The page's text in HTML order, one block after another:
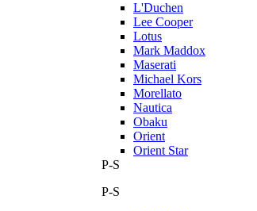
L'Duchen
Lee Cooper
Lotus
Mark Maddox
Maserati
Michael Kors
Morellato
Nautica
Obaku
Orient
Orient Star
P-S
P-S